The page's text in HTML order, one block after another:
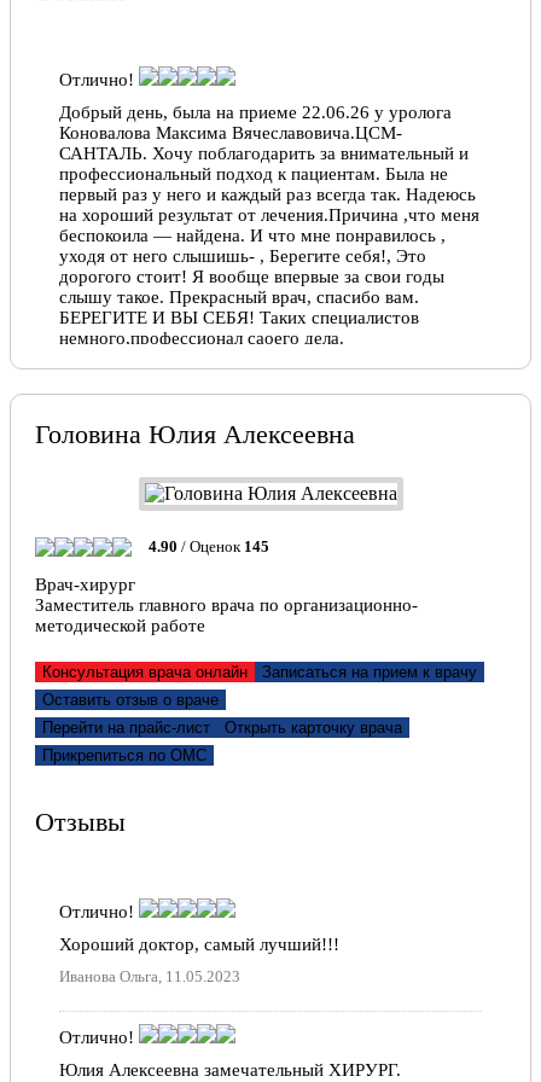
Отлично!
Добрый день, была на приеме 22.06.26 у уролога
Коновалова Максима Вячеславовича.ЦСМ-
САНТАЛЬ. Хочу поблагодарить за внимательный и
профессиональный подход к пациентам. Была не
первый раз у него и каждый раз всегда так. Надеюсь
на хороший результат от лечения.Причина ,что меня
беспокоила — найдена. И что мне понравилось ,
уходя от него слышишь- , Берегите себя!, Это
дорогого стоит! Я вообще впервые за свои годы
слышу такое. Прекрасный врач, спасибо вам.
БЕРЕГИТЕ И ВЫ СЕБЯ! Таких специалистов
немного,профессионал саоего дела.
Галина, 23.06.2026
Отлично!
хорошее я доволен что меня лечит такой врач,
Ярослав , 23.06.2026
Головина Юлия Алексеевна
4.90 / Оценок 145
Врач-хирург
Заместитель главного врача по организационно-
методической работе
Консультация врача онлайн
Записаться на прием к врачу
Оставить отзыв о враче
Перейти на прайс-лист
Открыть карточку врача
Прикрепиться по ОМС
Отзывы
Отлично!
Хороший доктор, самый лучший!!!
Иванова Ольга, 11.05.2023
Отлично!
Юлия Алексеевна замечательный ХИРУРГ.